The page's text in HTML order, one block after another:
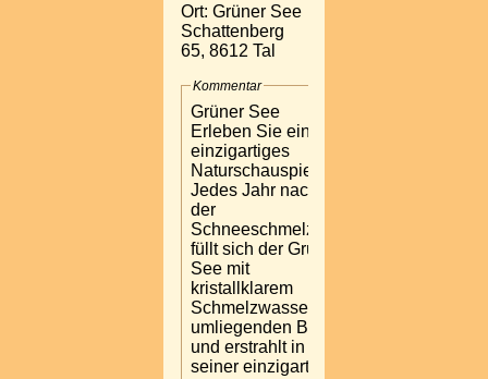
Ort: Grüner See
Schattenberg
65, 8612 Tal
Kommentar
Grüner See
Erleben Sie ein
einzigartiges
Naturschauspiel.
Jedes Jahr nach
der
Schneeschmelze
füllt sich der Grüne
See mit
kristallklarem
Schmelzwasser der
umliegenden Berge
und erstrahlt in
seiner einzigartigen